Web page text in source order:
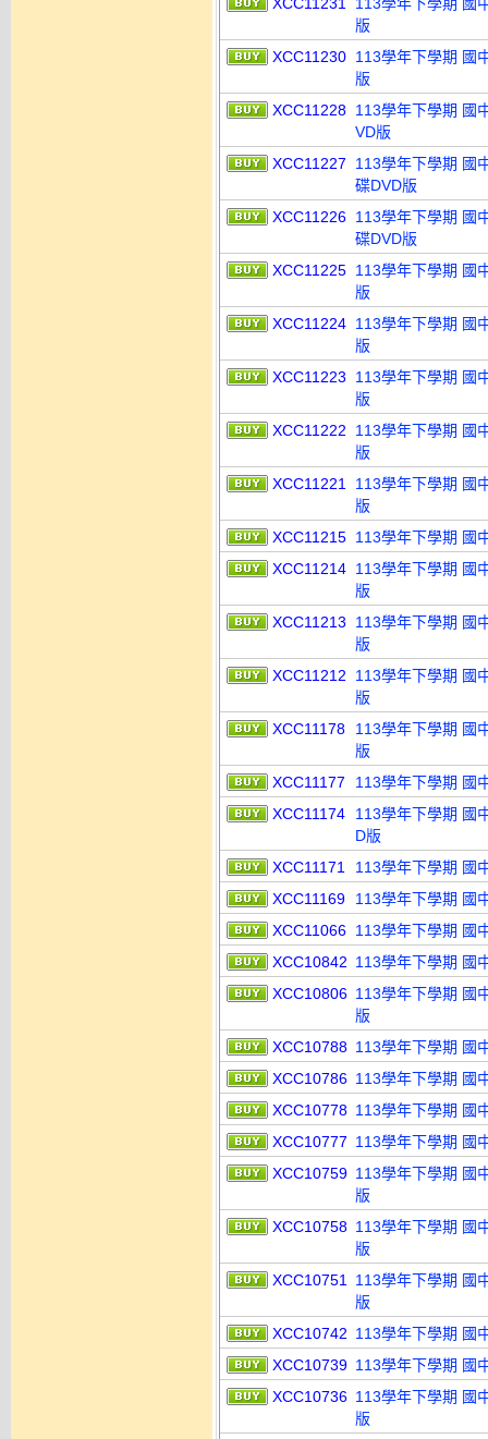
版
XCC11230 113學年下學期 國
版
XCC11228 113學年下學期 國
VD版
XCC11227
113學年下學期 國
碟DVD版
XCC11226 113學年下學期 國
碟DVD版
XCC11225 113學年下學期 國
版
XCC11224 113學年下學期 國
版
XCC11223
113學年下學期 國
版
XCC11222
113學年下學期 國
版
XCC11221
113學年下學期 國
版
XCC11215 113學年下學期 國
XCC11214 113學年下學期 國
版
XCC11213
113學年下學期 國
版
XCC11212
113學年下學期 國
版
XCC11178
113學年下學期 國
版
XCC11177
113學年下學期 國
XCC11174
113學年下學期 國
D版
XCC11171
113學年下學期 國
XCC11169
113學年下學期 國
XCC11066 113學年下學期 國
XCC10842 113學年下學期 國
XCC10806 113學年下學期 國
版
XCC10788 113學年下學期 國
XCC10786 113學年下學期 國
XCC10778 113學年下學期 國
XCC10777 113學年下學期 國
XCC10759 113學年下學期 國
版
XCC10758 113學年下學期 國
版
XCC10751
113學年下學期 國
版
XCC10742 113學年下學期 國
XCC10739 113學年下學期 國
XCC10736 113學年下學期 國
版